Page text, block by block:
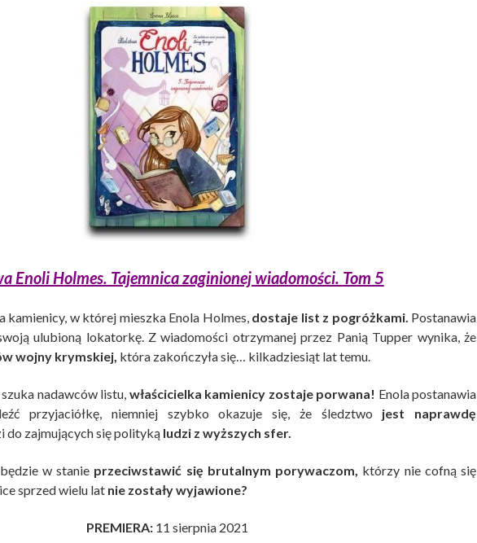
Enoli Holmes. Tajemnica zaginionej wiadomości. Tom 5
kamienicy, w której mieszka Enola Holmes, dostaje list z pogróżkami. Postanawia
ulubioną lokatorkę. Z wiadomości otrzymanej przez Panią Tupper wynika, że
wojny krymskiej, która zakończyła się… kilkadziesiąt lat temu.
nadawców listu, właścicielka kamienicy zostaje porwana! Enola postanawia
przyjaciółkę, niemniej szybko okazuje się, że śledztwo jest naprawdę
do zajmujących się polityką ludzi z wyższych sfer.
w stanie przeciwstawić się brutalnym porywaczom, którzy nie cofną się
sprzed wielu lat nie zostały wyjawione?
PREMIERA: 11 sierpnia 2021